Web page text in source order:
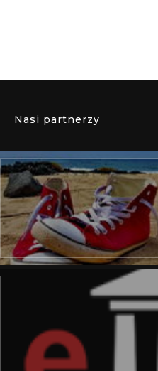
Nasi partnerzy